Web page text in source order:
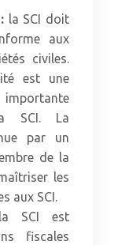
la SCI doit
aux
civiles.
est une
SCI. La
par un
de la
les
aux SCI.
la SCI est
fiscales